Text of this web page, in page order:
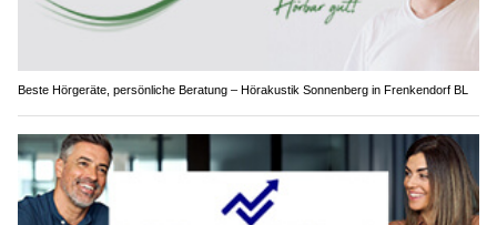
Beste Hörgeräte, persönliche Beratung – Hörakustik Sonnenberg in Frenkendorf BL